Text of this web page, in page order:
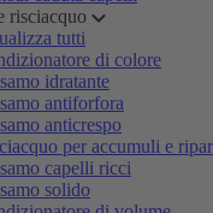
risciacquo
tutti
di colore
idratante
antiforfora
anticrespo
per accumuli e
capelli ricci
solido